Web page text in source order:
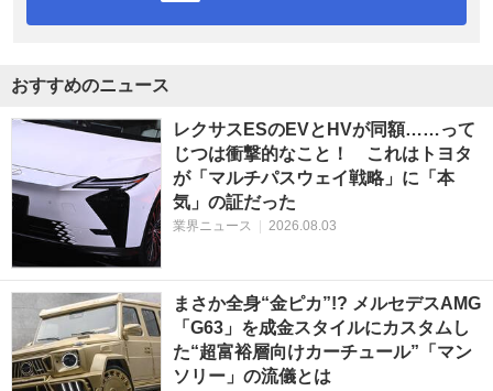
おすすめのニュース
レクサスESのEVとHVが同額……って
じつは衝撃的なこと！ これはトヨタ
が「マルチパスウェイ戦略」に「本
気」の証だった
業界ニュース 2026.08.03
まさか全身“金ピカ”!? メルセデスAMG
「G63」を成金スタイルにカスタムし
た“超富裕層向けカーチュール”「マン
ソリー」の流儀とは